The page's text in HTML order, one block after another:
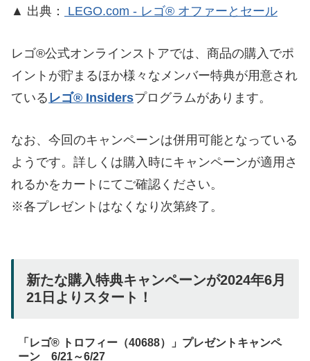
▲ 出典： LEGO.com - レゴ® オファーとセール
レゴ®公式オンラインストアでは、商品の購入でポ
イントが貯まるほか様々なメンバー特典が用意され
ている レゴ® Insidersプログラムがあります。
なお、今回のキャンペーンは併用可能となっている
ようです。詳しくは購入時にキャンペーンが適用さ
れるかをカートにてご確認ください。
※各プレゼントはなくなり次第終了。
新たな購入特典キャンペーンが2024年6月
21日よりスタート！
「レゴ® トロフィー（40688）」プレゼントキャンペ
ーン 6/21～6/27